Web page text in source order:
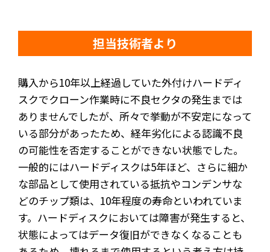
担当技術者より
購入から10年以上経過していた外付けハードディ
スクでクローン作業時に不良セクタの発生までは
ありませんでしたが、所々で挙動が不安定になって
いる部分があったため、経年劣化による認識不良
の可能性を否定することができない状態でした。
一般的にはハードディスクは5年ほど、さらに細か
な部品として使用されている抵抗やコンデンサな
どのチップ類は、10年程度の寿命といわれていま
す。ハードディスクにおいては障害が発生すると、
状態によってはデータ復旧ができなくなることも